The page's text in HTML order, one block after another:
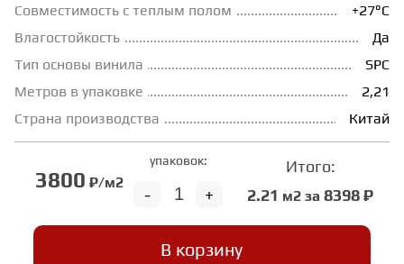
ЭКОМАССИВ
МАССИВНАЯ ДОСКА
ИСКУССТВЕННАЯ ТРАВА
ИНЖЕНЕРНЫЙ МОДУЛЬ
СТУПЕНИ
Совместимость с теплым полом
+27°С
Влагостойкость
Да
Тип основы винила
SPC
Метров в упаковке
2,21
Страна производства
Китай
3800 ₽/м2
упаковок:
+
-
Итого:
2.21 м2 за8398 ₽
В корзину